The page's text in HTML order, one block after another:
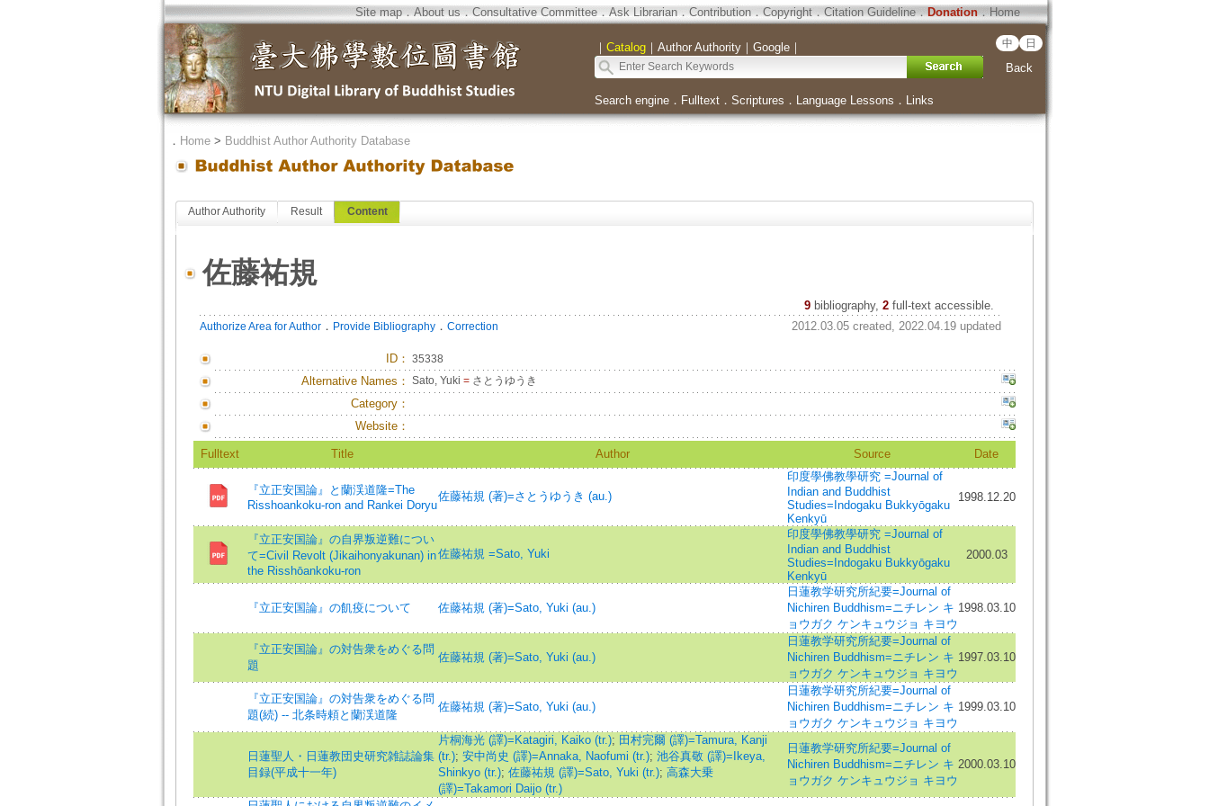
Site map．About us．Consultative Committee．Ask Librarian．Contribution．Copyright．Citation Guideline．Donation．Home
｜ Catalog｜ Author Authority｜ Google｜ 中 日
Back
Search engine． Fulltext． Scriptures ． Language Lessons ． Links
． Home> Buddhist Author Authority Database
Author Authority Result Content
佐藤祐規
9 bibliography, 2full-text accessible.
Authorize Area for Author． Provide Bibliography． Correction 2012.03.05 created, 2022.04.19 updated
ID： 35338
Alternative Names： Sato, Yuki =さとうゆうき
Category：
Website：
Fulltext Title Author Source Date
『立正安国論』と蘭渓道隆=The
Risshoankoku-ron and Rankei Doryu
佐藤祐規 (著)=さとうゆうき (au.)
印度學佛教學研究 =Journal of
Indian and Buddhist
Studies=Indogaku Bukkyōgaku
Kenkyū
1998.12.20
『立正安国論』の自界叛逆難につい
て=Civil Revolt (Jikaihonyakunan) in
the Risshōankoku-ron
佐藤祐規 =Sato, Yuki
印度學佛教學研究 =Journal of
Indian and Buddhist
Studies=Indogaku Bukkyōgaku
Kenkyū
2000.03
『立正安国論』の飢疫について 佐藤祐規 (著)=Sato, Yuki (au.)
日蓮教学研究所紀要=Journal of
Nichiren Buddhism=ニチレン キ
ョウガク ケンキュウジョ キヨウ
1998.03.10
『立正安国論』の対告衆をめぐる問
題
佐藤祐規 (著)=Sato, Yuki (au.)
日蓮教学研究所紀要=Journal of
Nichiren Buddhism=ニチレン キ
ョウガク ケンキュウジョ キヨウ
1997.03.10
『立正安国論』の対告衆をめぐる問
題(続) -- 北条時頼と蘭渓道隆
佐藤祐規 (著)=Sato, Yuki (au.)
日蓮教学研究所紀要=Journal of
Nichiren Buddhism=ニチレン キ
ョウガク ケンキュウジョ キヨウ
1999.03.10
日蓮聖人・日蓮教団史研究雑誌論集
目録(平成十一年)
片桐海光 (譯)=Katagiri, Kaiko (tr.); 田村完爾 (譯)=Tamura, Kanji
(tr.); 安中尚史 (譯)=Annaka, Naofumi (tr.); 池谷真敬 (譯)=Ikeya,
Shinkyo (tr.); 佐藤祐規 (譯)=Sato, Yuki (tr.); 高森大乗
(譯)=Takamori Daijo (tr.)
日蓮教学研究所紀要=Journal of
Nichiren Buddhism=ニチレン キ
ョウガク ケンキュウジョ キヨウ
2000.03.10